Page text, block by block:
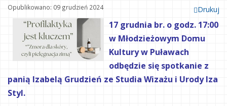
Drukuj
Opublikowano: 09 grudzień 2024
17 grudnia br. o godz. 17:00
w Młodzieżowym Domu
Kultury w Puławach
odbędzie się spotkanie z
panią Izabelą Grudzień ze Studia Wizażu i Urody Iza
Styl.